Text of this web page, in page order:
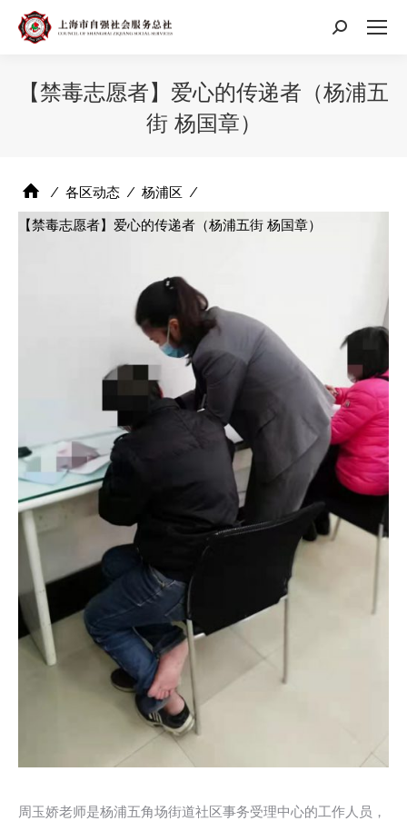
搜
【禁毒志愿者】爱心的传递者（杨浦五
街 杨国章）
⁄ 各区动态 ⁄ 杨浦区 ⁄
【禁毒志愿者】爱心的传递者（杨浦五街 杨国章）
周玉娇老师是杨浦五角场街道社区事务受理中心的工作人员，